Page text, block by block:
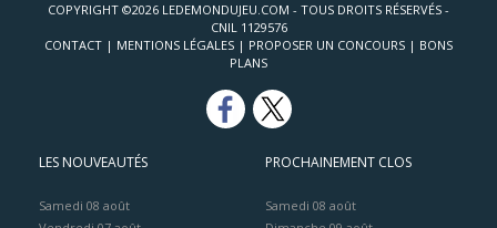
COPYRIGHT ©2026 LEDEMONDUJEU.COM - TOUS DROITS RÉSERVÉS -
CNIL 1129576
CONTACT | MENTIONS LÉGALES | PROPOSER UN CONCOURS | BONS
PLANS
LES NOUVEAUTÉS
Samedi 08 août
PROCHAINEMENT CLOS
Samedi 08 août